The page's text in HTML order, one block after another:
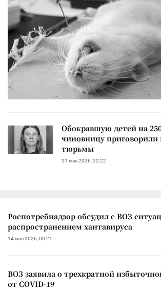
Обокравшую детей на
чиновницу приговорили
тюрьмы
21 мая 2026, 22:22
Роспотребнадзор обсудил с ВОЗ
распространением хантавируса
14 мая 2026, 00:21
ВОЗ заявила о трехкратной
от COVID-19